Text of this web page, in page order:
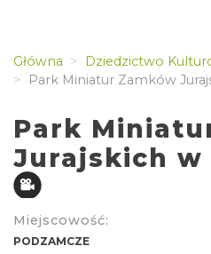
Główna
Dziedzictwo
Park Miniatur Zamków
Park
Jurajskich w
Miejscowość:
PODZAMCZE